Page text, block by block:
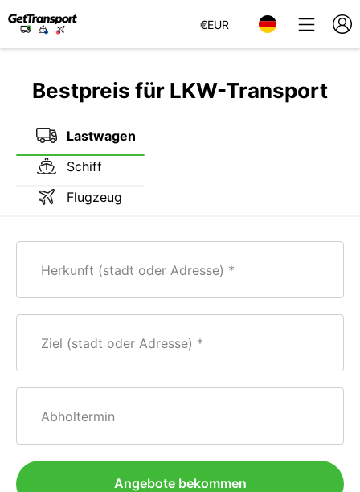
€EUR
Bestpreis für LKW-Transport
Lastwagen
Schiff
Flugzeug
Herkunft (stadt oder Adresse)
Ziel (stadt oder Adresse)
Abholtermin
Angebote bekommen